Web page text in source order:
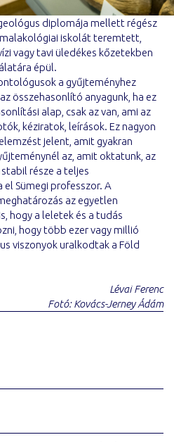
diplomája mellett régész
iskolát teremtett,
vagy tavi üledékes kőzetekben
épül.
a gyűjteményhez
összehasonlító anyagunk, ha ez
alap, csak az van, ami az
kéziratok, leírások. Ez nagyon
jelent, amit gyakran
az, amit oktatunk, az
stabil része a teljes
Sümegi professzor. A
az egyetlen
hogy a leletek és a tudás
hogy több ezer vagy millió
viszonyok uralkodtak a Föld
Lévai Ferenc
Fotó: Kovács-Jerney Ádám